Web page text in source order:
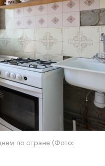
по стране (Фото: